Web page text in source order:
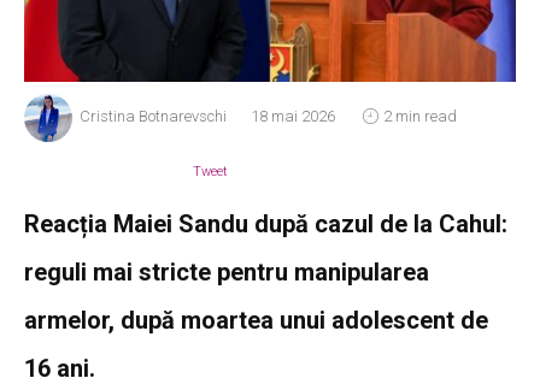
Cristina Botnarevschi 18 mai 2026 2 min read
Tweet
Reacția Maiei Sandu după cazul de la Cahul:
reguli mai stricte pentru manipularea
armelor, după moartea unui adolescent de
16 ani.